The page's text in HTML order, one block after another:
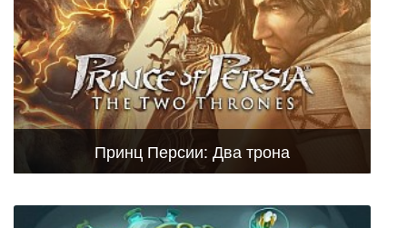
Принц Персии: Два трона